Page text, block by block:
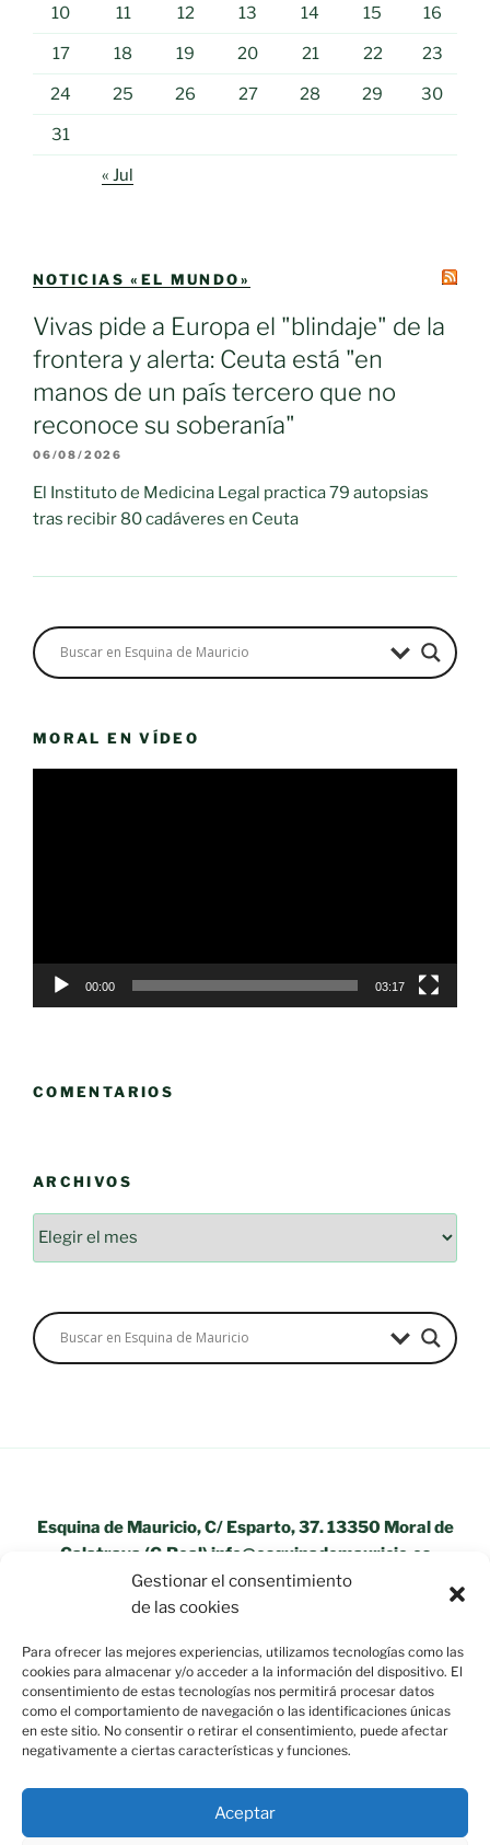
Gestionar el consentimiento
de las cookies
Para ofrecer las mejores experiencias, utilizamos tecnologías como las
cookies para almacenar y/o acceder a la información del dispositivo. El
consentimiento de estas tecnologías nos permitirá procesar datos
como el comportamiento de navegación o las identificaciones únicas
en este sitio. No consentir o retirar el consentimiento, puede afectar
negativamente a ciertas características y funciones.
Aceptar
10 11 12 13 14 15 16
17 18 19 20 21 22 23
24 25 26 27 28 29 30
31
« Jul
NOTICIAS «EL MUNDO»
Vivas pide a Europa el "blindaje" de la
frontera y alerta: Ceuta está "en
manos de un país tercero que no
reconoce su soberanía"
06/08/2026
El Instituto de Medicina Legal practica 79 autopsias
tras recibir 80 cadáveres en Ceuta
MORAL EN VÍDEO
00:00 03:17
COMENTARIOS
ARCHIVOS
Esquina de Mauricio, C/ Esparto, 37. 13350 Moral de
Calatrava (C.Real) info@esquinademauricio.es
«Aviso Legal»